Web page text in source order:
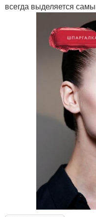
всегда выделяется